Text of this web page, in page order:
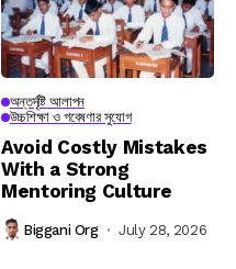
অন্তর্দৃষ্টি আলাপন
উচ্চশিক্ষা ও গবেষণার সুযোগ
Avoid Costly Mistakes
With a Strong
Mentoring Culture
Biggani Org July 28, 2026